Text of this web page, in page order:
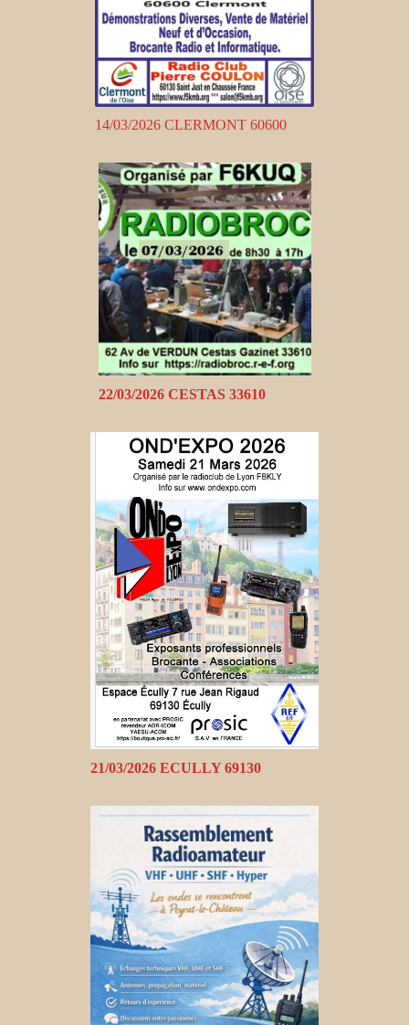
14/03/2026 CLERMONT 60600
22/03/2026 CESTAS 33610
21/03/2026 ECULLY 69130